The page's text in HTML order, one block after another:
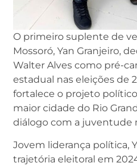
O primeiro suplente de
Mossoró, Yan Granjeiro,
Walter Alves como pré-
estadual nas eleições de
fortalece o projeto
maior cidade do Rio
diálogo com a juventude
Jovem liderança política,
trajetória eleitoral em